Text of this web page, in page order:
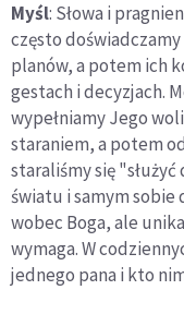
Myśl: Słowa i
często
planów, a potem ich
gestach i decyzjach.
wypełniamy Jego
staraniem, a potem
staraliśmy się
światu i samym sobie
wobec Boga, ale
wymaga. W
jednego pana i kto